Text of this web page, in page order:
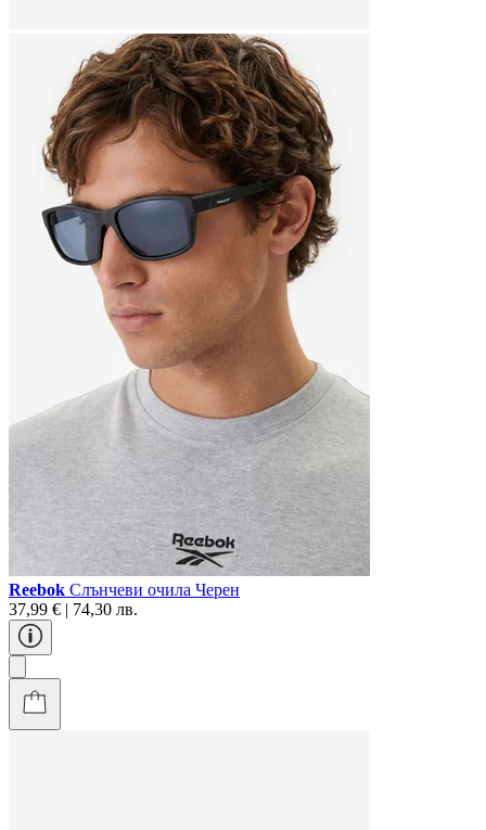
Reebok Слънчеви очила Черен
37,99 € | 74,30 лв.